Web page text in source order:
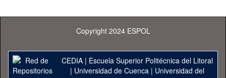
Copyright 2024 ESPOL
CEDIA| Escuela Superior Politécnica del Litoral
| Universidad de Cuenca| Universidad del